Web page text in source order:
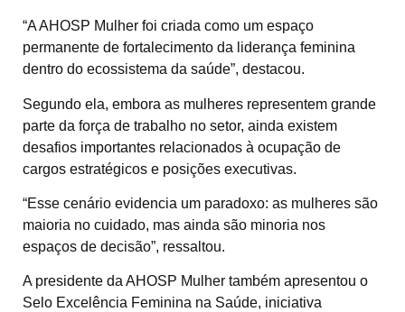
“A AHOSP Mulher foi criada como um espaço
permanente de fortalecimento da liderança feminina
dentro do ecossistema da saúde”, destacou.
Segundo ela, embora as mulheres representem grande
parte da força de trabalho no setor, ainda existem
desafios importantes relacionados à ocupação de
cargos estratégicos e posições executivas.
“Esse cenário evidencia um paradoxo: as mulheres são
maioria no cuidado, mas ainda são minoria nos
espaços de decisão”, ressaltou.
A presidente da AHOSP Mulher também apresentou o
Selo Excelência Feminina na Saúde, iniciativa